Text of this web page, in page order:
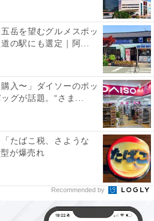
岳を望むグルメスポッ
の駅にも選定｜阿...
入〜」ダイソーのポッ
グが話題。“さま...
たばこ税、さような
が爆売れ
Recommended by